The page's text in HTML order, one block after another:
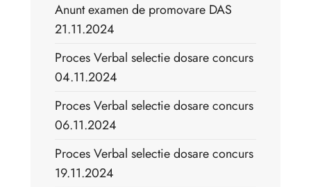
Anunt examen de promovare DAS
21.11.2024
Proces Verbal selectie dosare concurs
04.11.2024
Proces Verbal selectie dosare concurs
06.11.2024
Proces Verbal selectie dosare concurs
19.11.2024